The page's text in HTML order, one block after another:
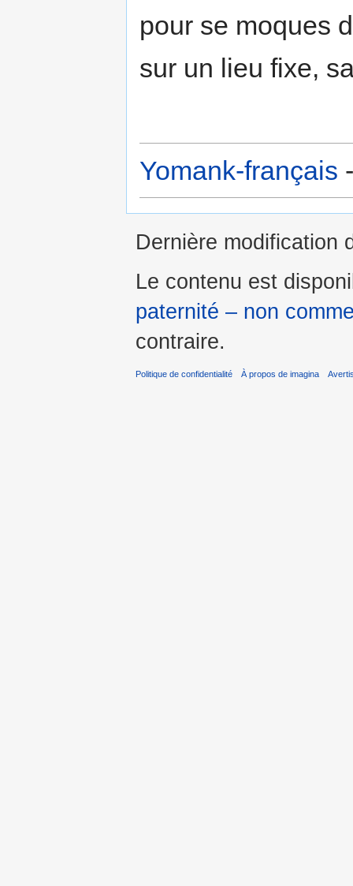
pour se moques
sur un lieu fixe,
Yomank-français
Dernière modification
Le contenu est
paternité – non
contraire.
Politique de confidentialité À propos de imagina